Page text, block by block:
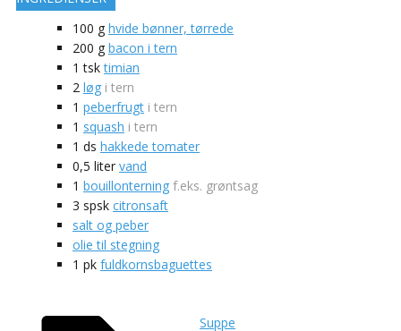
100 g hvide bønner, tørrede
200 g bacon i tern
1 tsk timian
2 løg i tern
1 peberfrugt i tern
1 squash i tern
1 ds hakkede tomater
0,5 liter vand
1 bouillonterning f.eks. grøntsag
3 spsk citronsaft
salt og peber
olie til stegning
1 pk fuldkornsbaguettes
Suppe